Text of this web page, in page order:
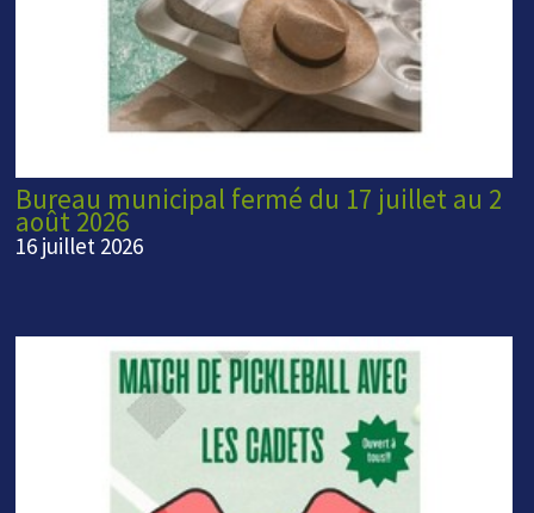
Bureau municipal fermé du 17 juillet au 2
août 2026
16 juillet 2026